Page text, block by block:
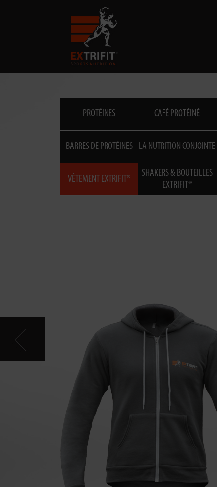
PROTÉINES CAFÉ PROTÉINÉ
BARRES DE PROTÉINES LA NUTRITION CONJOINTE
VÊTEMENT EXTRIFIT®
SHAKERS & BOUTEILLES
EXTRIFIT®